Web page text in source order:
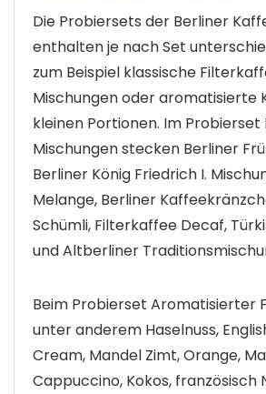
Die Probiersets der Berliner
enthalten je nach Set
zum Beispiel klassische
Mischungen oder aromatisierte
kleinen Portionen. Im
Mischungen stecken Berliner
Berliner König Friedrich I.
Melange, Berliner
Schümli, Filterkaffee Decaf,
und Altberliner
Beim Probierset Aromatisierter
unter anderem Haselnuss,
Cream, Mandel Zimt, Orange,
Cappuccino, Kokos, französisch